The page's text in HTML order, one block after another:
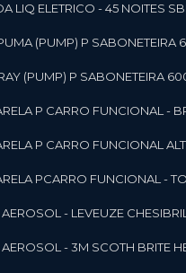
LIQ ELETRICO - 45 NOITES
(PUMP) P
(PUMP) P SABONETEIRA
P CARRO FUNCIONAL -
P CARRO FUNCIONAL
PCARRO FUNCIONAL -
- LEVEUZE CHESI
AEROSOL - 3M SCOTH BRITE